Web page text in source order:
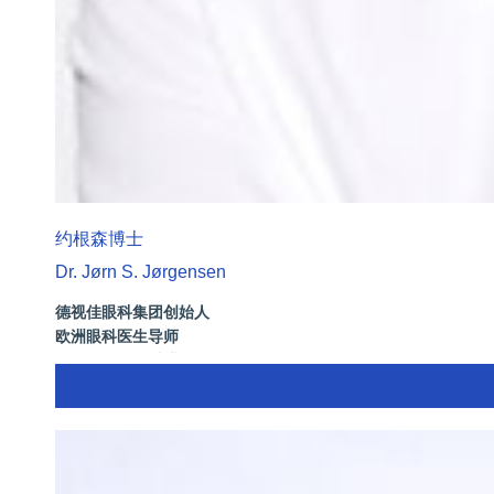
约根森博士
Dr. Jørn S. Jørgensen
德视佳眼科集团创始人
欧洲眼科医生导师
拥有35年眼科从业经历